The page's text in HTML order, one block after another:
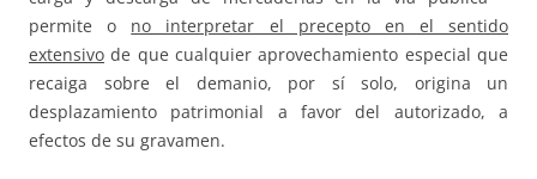
permite o no interpretar el precepto en el sentido
extensivo de que cualquier aprovechamiento especial que
recaiga sobre el demanio, por sí solo, origina un
desplazamiento patrimonial a favor del autorizado, a
efectos de su gravamen.